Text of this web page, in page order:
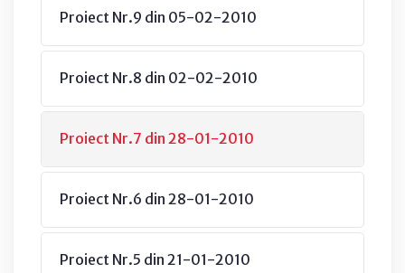
Proiect Nr.9 din 05-02-2010
Proiect Nr.8 din 02-02-2010
Proiect Nr.7 din 28-01-2010
Proiect Nr.6 din 28-01-2010
Proiect Nr.5 din 21-01-2010